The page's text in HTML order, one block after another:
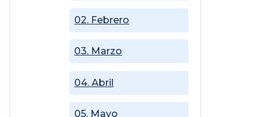
02. Febrero
03. Marzo
04. Abril
05. Mayo